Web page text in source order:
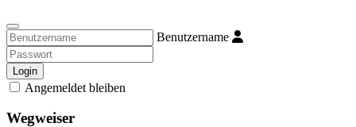
Benutzername
Login
Angemeldet bleiben
Wegweiser